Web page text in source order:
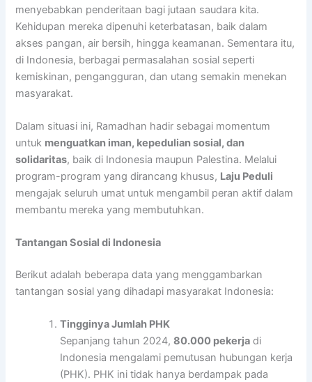
menyebabkan penderitaan bagi jutaan saudara kita.
Kehidupan mereka dipenuhi keterbatasan, baik dalam
akses pangan, air bersih, hingga keamanan. Sementara itu,
di Indonesia, berbagai permasalahan sosial seperti
kemiskinan, pengangguran, dan utang semakin menekan
masyarakat.
Dalam situasi ini, Ramadhan hadir sebagai momentum
untuk menguatkan iman, kepedulian sosial, dan
solidaritas, baik di Indonesia maupun Palestina. Melalui
program-program yang dirancang khusus, Laju Peduli
mengajak seluruh umat untuk mengambil peran aktif dalam
membantu mereka yang membutuhkan.
Tantangan Sosial di Indonesia
Berikut adalah beberapa data yang menggambarkan
tantangan sosial yang dihadapi masyarakat Indonesia:
Tingginya Jumlah PHK
Sepanjang tahun 2024,80.000 pekerja di
Indonesia mengalami pemutusan hubungan kerja
(PHK). PHK ini tidak hanya berdampak pada